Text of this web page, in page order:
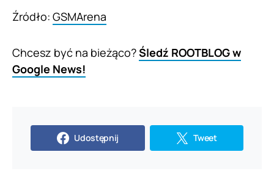
Źródło: GSMArena
Chcesz być na bieżąco?Śledź ROOTBLOG w
Google News!
Udostępnij Tweet